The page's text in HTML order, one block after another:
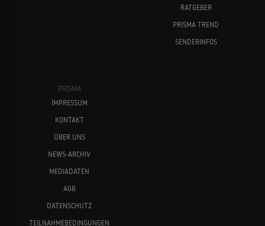
RATGEBER
PRISMA TREND
SENDERINFOS
PRISMA
IMPRESSUM
KONTAKT
ÜBER UNS
NEWS-ARCHIV
MEDIADATEN
AGB
DATENSCHUTZ
TEILNAHMEBEDINGUNGEN